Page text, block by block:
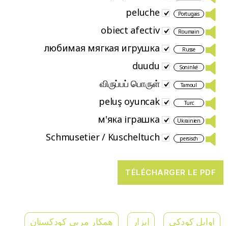
Portugais
peluche
Roumain
obiect afectiv
Russe
любимая мягкая игрушка
Soninké
duudu
Tamoul
விருப்பப் பொருள்
Turc
peluş oyuncak
Ukrainien
м'яка іграшка
persisch
Schmusetier / Kuscheltuch
اوایل کودکی ابزار همکار مربی کودکستان